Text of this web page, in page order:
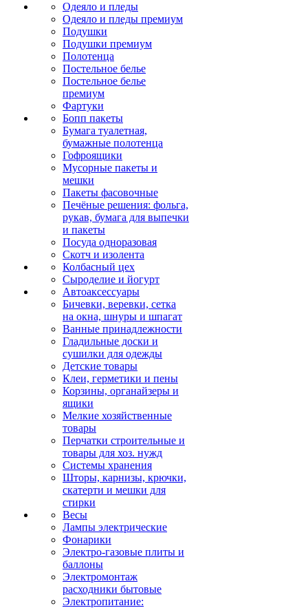
Одеяло и пледы
Одеяло и пледы премиум
Подушки
Подушки премиум
Полотенца
Постельное белье
Постельное белье
премиум
Фартуки
Бопп пакеты
Бумага туалетная,
бумажные полотенца
Гофроящики
Мусорные пакеты и
мешки
Пакеты фасовочные
Печёные решения: фольга,
рукав, бумага для выпечки
и пакеты
Посуда одноразовая
Скотч и изолента
Колбасный цех
Сыроделие и йогурт
Автоаксессуары
Бичевки, веревки, сетка
на окна, шнуры и шпагат
Ванные принадлежности
Гладильные доски и
сушилки для одежды
Детские товары
Клеи, герметики и пены
Корзины, органайзеры и
ящики
Мелкие хозяйственные
товары
Перчатки строительные и
товары для хоз. нужд
Системы хранения
Шторы, карнизы, крючки,
скатерти и мешки для
стирки
Весы
Лампы электрические
Фонарики
Электро-газовые плиты и
баллоны
Электромонтаж
расходники бытовые
Электропитание: